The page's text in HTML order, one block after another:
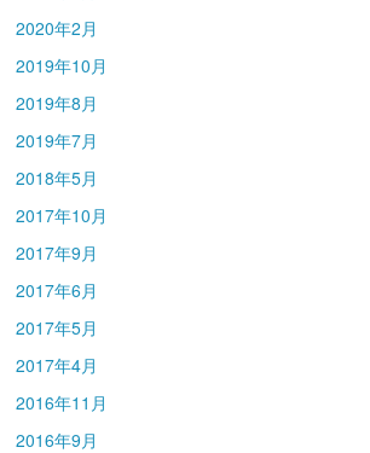
2020年2月
2019年10月
2019年8月
2019年7月
2018年5月
2017年10月
2017年9月
2017年6月
2017年5月
2017年4月
2016年11月
2016年9月